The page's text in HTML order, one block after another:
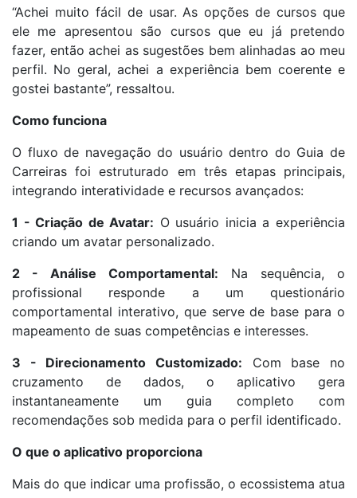
“Achei muito fácil de usar. As opções de cursos que
ele me apresentou são cursos que eu já pretendo
fazer, então achei as sugestões bem alinhadas ao meu
perfil. No geral, achei a experiência bem coerente e
gostei bastante”, ressaltou.
Como funciona
O fluxo de navegação do usuário dentro do Guia de
Carreiras foi estruturado em três etapas principais,
integrando interatividade e recursos avançados:
1 - Criação de Avatar: O usuário inicia a experiência
criando um avatar personalizado.
2 - Análise Comportamental: Na sequência, o
profissional responde a um questionário
comportamental interativo, que serve de base para o
mapeamento de suas competências e interesses.
3 - Direcionamento Customizado: Com base no
cruzamento de dados, o aplicativo gera
instantaneamente um guia completo com
recomendações sob medida para o perfil identificado.
O que o aplicativo proporciona
Mais do que indicar uma profissão, o ecossistema atua